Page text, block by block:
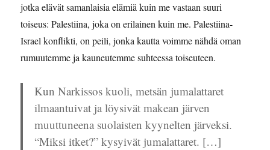
jotka elävät samanlaisia elämiä kuin me vastaan suuri
toiseus: Palestiina, joka on erilainen kuin me. Palestiina-
Israel konflikti, on peili, jonka kautta voimme nähdä oman
rumuutemme ja kauneutemme suhteessa toiseuteen.
Kun Narkissos kuoli, metsän jumalattaret
ilmaantuivat ja löysivät makean järven
muuttuneena suolaisten kyynelten järveksi.
“Miksi itket?” kysyivät jumalattaret. […]